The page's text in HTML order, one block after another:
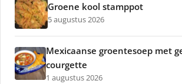
Groene kool stamppot
5 augustus 2026
Mexicaanse groentesoep met
courgette
1 augustus 2026